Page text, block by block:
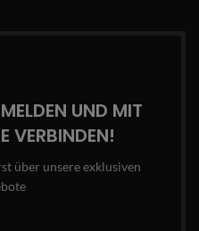
UND MIT
VERBINDEN!
über unsere exklusiven